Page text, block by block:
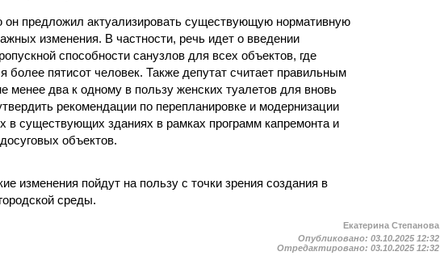
предложил актуализировать существующую нормативную
изменения. В частности, речь идет о введении
способности санузлов для всех объектов, где
более пятисот человек. Также депутат считает правильным
менее два к одному в пользу женских туалетов для вновь
рекомендации по перепланировке и модернизации
в существующих зданиях в рамках программ капремонта и
объектов.
изменения пойдут на пользу с точки зрения создания в
среды.
Екатерина Степанова
Опубликовано:03.10.2025 12:32
Отредактировано:03.10.2025 12:32